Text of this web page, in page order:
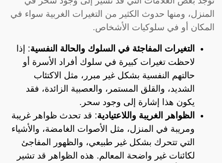
المنزل، ومنها حدوث الكثير من التغيرات الغربية سواء في
المكان أو في سلوكيات الأشخاص.
التغيرات المفاجئة في السلوك والحالة النفسية: إذا
لاحظت تغيرات كبيرة في سلوك أفراد الأسرة أو
حالتهم النفسية بشكل غير مبرر، مثل الاكتئاب
الشديد، والقلق المستمر، والعصبية الزائدة، فقد
يكون هذا إشارة إلى وجود سحر.
الظواهر الغريبة واللاعتيادية: قد تحدث ظواهر غريبة
ومريبة في المنزل، مثل الأصوات الغامضة، والأشياء
التي تتحرك بشكل غير طبيعي، والظهور المفاجئ
لكائنات غير واضحة المعالم. هذه الظواهر قد تشير